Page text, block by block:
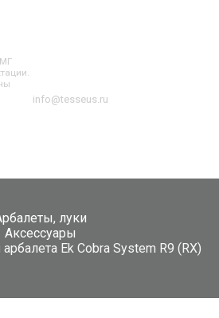
info@tesseus.ru
луки
Аксессуары
Ek Cobra System R9 (RX)